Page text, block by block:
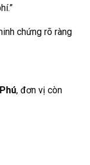
chứng rõ ràng
, đơn vị còn